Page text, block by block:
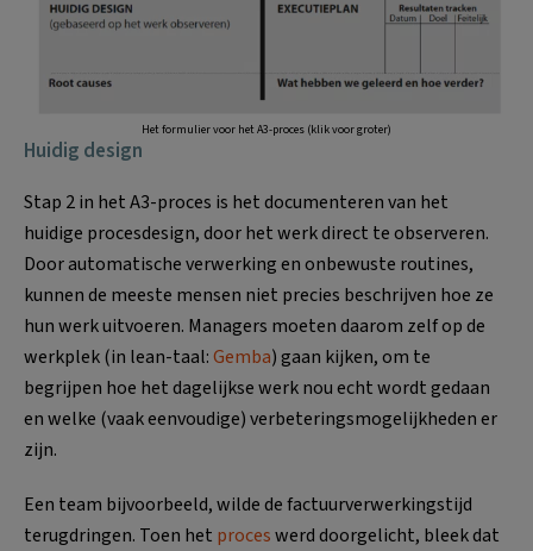
Het formulier voor het A3-proces (klik voor groter)
Huidig design
Stap 2 in het A3-proces is het documenteren van het
huidige procesdesign, door het werk direct te observeren.
Door automatische verwerking en onbewuste routines,
kunnen de meeste mensen niet precies beschrijven hoe ze
hun werk uitvoeren. Managers moeten daarom zelf op de
werkplek (in lean-taal:Gemba) gaan kijken, om te
begrijpen hoe het dagelijkse werk nou echt wordt gedaan
en welke (vaak eenvoudige) verbeteringsmogelijkheden er
zijn.
Een team bijvoorbeeld, wilde de factuurverwerkingstijd
terugdringen. Toen het proceswerd doorgelicht, bleek dat